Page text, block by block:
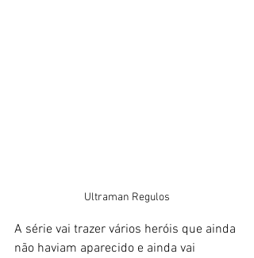
Ultraman Regulos
A série vai trazer vários heróis que ainda
não haviam aparecido e ainda vai